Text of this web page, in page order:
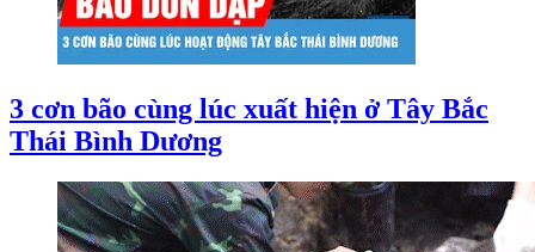
3 cơn bão cùng lúc xuất hiện ở Tây Bắc
Thái Bình Dương